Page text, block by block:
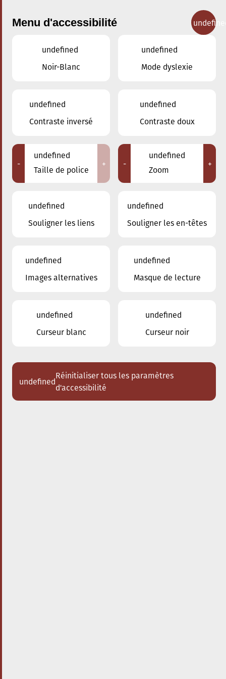
Concerts
ajouter à iCal partager le concert
27.01.2024 à 16:00
Schlappeconcert –
Stadmusikanten
De Schlappeconcert e Concert fir Familljen a Lëtzebuerger
Menu d'accessibilité
undefined
Noir-Blanc
undefined
Mode dyslexie
undefined
Contraste inversé
undefined
Contraste doux
-
undefined
Taille de police
+ -
undefined
Zoom
+
undefined
Souligner les liens
undefined
Souligner les en-têtes
undefined
Images alternatives
undefined
Masque de lecture
undefined
Curseur blanc
undefined
Curseur noir
undefinedRéinitialiser tous les paramètres
d'accessibilité